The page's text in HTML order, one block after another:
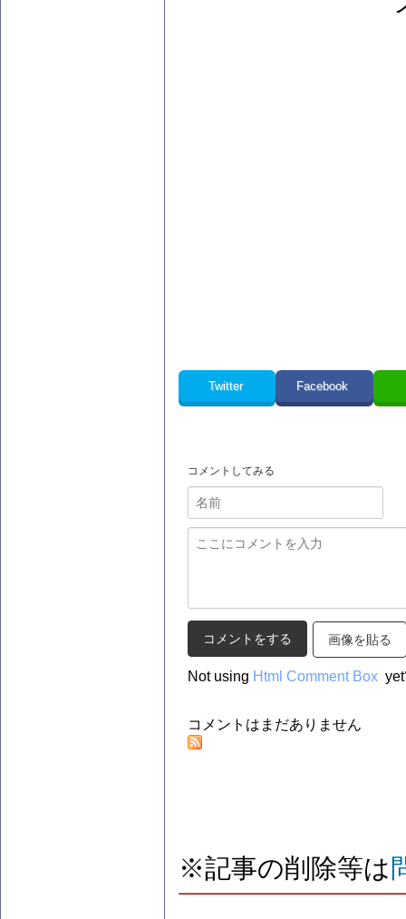
Twitter Facebook
コメントしてみる
画像を貼る
Not using Html Comment Box
コメントはまだありません
※記事の削除等は